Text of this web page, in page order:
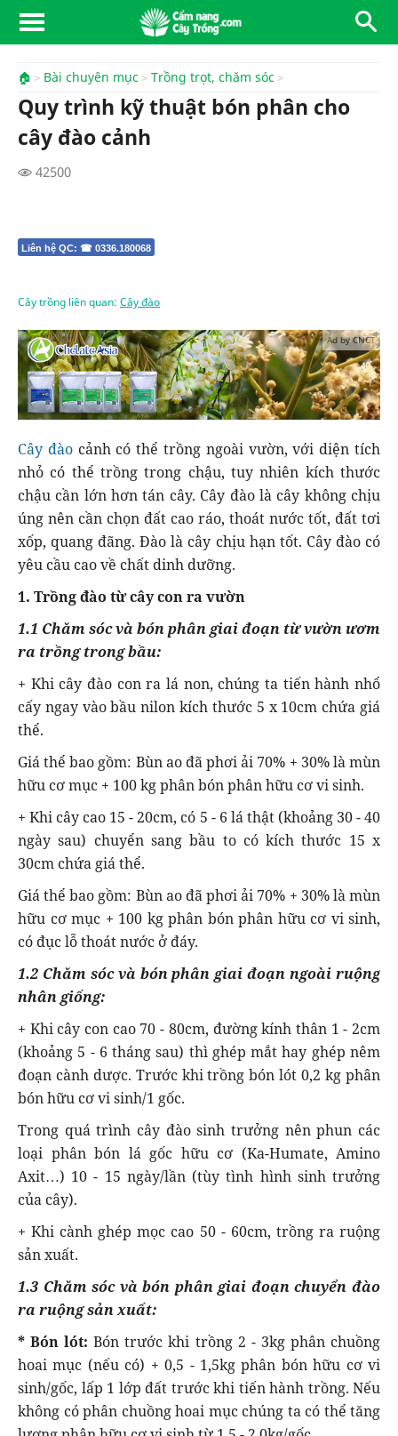
🏠 Bài chuyên mục Trồng trọt, chăm sóc
Quy trình kỹ thuật bón phân cho
cây đào cảnh
42500
Liên hệ QC: ☎ 0336.180068
Cây trồng liên quan: Cây đào
Ad by CNCT
Cây đàocảnh có thể trồng ngoài vườn, với diện tích
nhỏ có thể trồng trong chậu, tuy nhiên kích thước
chậu cần lớn hơn tán cây. Cây đào là cây không chịu
úng nên cần chọn đất cao ráo, thoát nước tốt, đất tơi
xốp, quang đãng. Đào là cây chịu hạn tốt. Cây đào có
yêu cầu cao về chất dinh dưỡng.
1. Trồng đào từ cây con ra vườn
1.1 Chăm sóc và bón phân giai đoạn từ vườn ươm
ra trồng trong bầu:
+ Khi cây đào con ra lá non, chúng ta tiến hành nhổ
cấy ngay vào bầu nilon kích thước 5 x 10cm chứa giá
thể.
Giá thể bao gồm: Bùn ao đã phơi ải 70% + 30% là mùn
hữu cơ mục + 100 kg phân bón phân hữu cơ vi sinh.
+ Khi cây cao 15 - 20cm, có 5 - 6 lá thật (khoảng 30 - 40
ngày sau) chuyển sang bầu to có kích thước 15 x
30cm chứa giá thể.
Giá thể bao gồm: Bùn ao đã phơi ải 70% + 30% là mùn
hữu cơ mục + 100 kg phân bón phân hữu cơ vi sinh,
có đục lỗ thoát nước ở đáy.
1.2 Chăm sóc và bón phân giai đoạn ngoài ruộng
nhân giống:
+ Khi cây con cao 70 - 80cm, đường kính thân 1 - 2cm
(khoảng 5 - 6 tháng sau) thì ghép mắt hay ghép nêm
đoạn cành dược. Trước khi trồng bón lót 0,2 kg phân
bón hữu cơ vi sinh/1 gốc.
Trong quá trình cây đào sinh trưởng nên phun các
loại phân bón lá gốc hữu cơ (Ka-Humate, Amino
Axit…) 10 - 15 ngày/lần (tùy tình hình sinh trưởng
của cây).
+ Khi cành ghép mọc cao 50 - 60cm, trồng ra ruộng
sản xuất.
1.3 Chăm sóc và bón phân giai đoạn chuyển đào
ra ruộng sản xuất:
* Bón lót:Bón trước khi trồng 2 - 3kg phân chuồng
hoai mục (nếu có) + 0,5 - 1,5kg phân bón hữu cơ vi
sinh/gốc, lấp 1 lớp đất trước khi tiến hành trồng. Nếu
không có phân chuồng hoai mục chúng ta có thể tăng